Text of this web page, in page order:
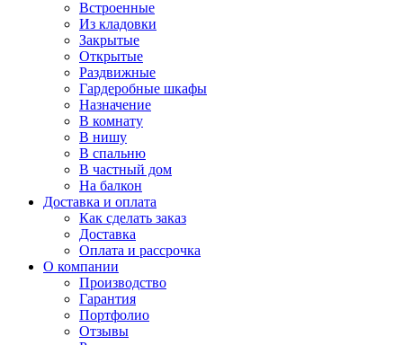
Встроенные
Из кладовки
Закрытые
Открытые
Раздвижные
Гардеробные шкафы
Назначение
В комнату
В нишу
В спальню
В частный дом
На балкон
Доставка и оплата
Как сделать заказ
Доставка
Оплата и рассрочка
О компании
Производство
Гарантия
Портфолио
Отзывы